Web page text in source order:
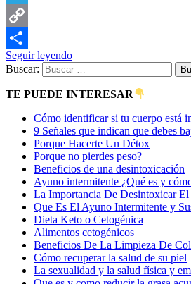
Telegram
Copy
Link
Compartir
Seguir leyendo
Buscar:
TE PUEDE INTERESAR
Cómo identificar si tu cuerpo está
9 Señales que indican que debes
Porque Hacerte Un Détox
Porque no pierdes peso?
Beneficios de una desintoxicación
Ayuno intermitente ¿Qué es y
La Importancia De Desintoxicar El
Que Es El Ayuno Intermitente y
Dieta Keto o Cetogénica
Alimentos cetogénicos
Beneficios De La Limpieza De
Cómo recuperar la salud de su piel
La sexualidad y la salud física y